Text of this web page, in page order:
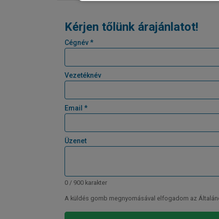
Kérjen tőlünk árajánlatot!
Cégnév *
Vezetéknév
Email *
Üzenet
0 / 900 karakter
A küldés gomb megnyomásával elfogadom az